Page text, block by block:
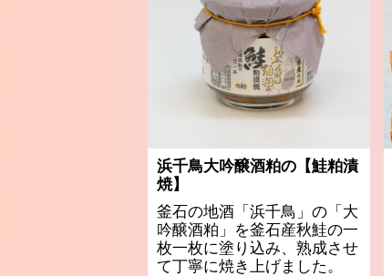
浜千鳥大吟醸酒粕の【鮭粕漬
焼】
釜石の地酒「浜千鳥」の「大
吟醸酒粕」を釜石産秋鮭の一
枚一枚に塗り込み、熟成させ
て丁寧に焼き上げました。